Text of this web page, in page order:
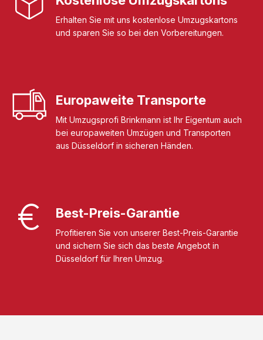
Erhalten Sie mit uns kostenlose Umzugskartons
und sparen Sie so bei den Vorbereitungen.
Europaweite Transporte
Mit Umzugsprofi Brinkmann ist Ihr Eigentum auch
bei europaweiten Umzügen und Transporten
aus Düsseldorf in sicheren Händen.
Best-Preis-Garantie
Profitieren Sie von unserer Best-Preis-Garantie
und sichern Sie sich das beste Angebot in
Düsseldorf für Ihren Umzug.